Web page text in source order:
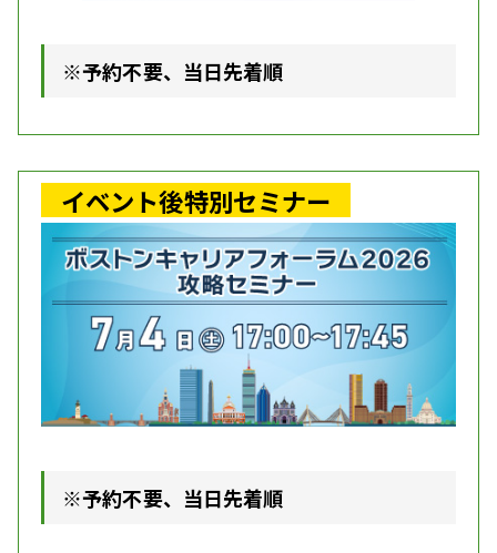
※予約不要、当日先着順
イベント後特別セミナー
※予約不要、当日先着順